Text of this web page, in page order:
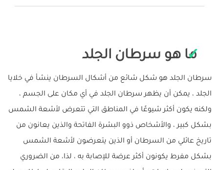
ما هو سرطان الجلد
سرطان الجلد هو شكل شائع من أشكال السرطان ينشأ في خلايا
الجلد ، يمكن أن يظهر سرطان الجلد في أي مكان على الجسم ،
ولكنه يكون أكثر شيوعًا في المناطق التي تتعرض لأشعة الشمس
بشكل كبير ، والأشخاص ذوو البشرة الفاتحة والذين يعانون من
تاريخ عائلي من السرطان أو الذين يتعرضون لأشعة الشمس
بشكل مفرط يكونون أكثر عرضة للإصابة به ، لذا، من الضروري